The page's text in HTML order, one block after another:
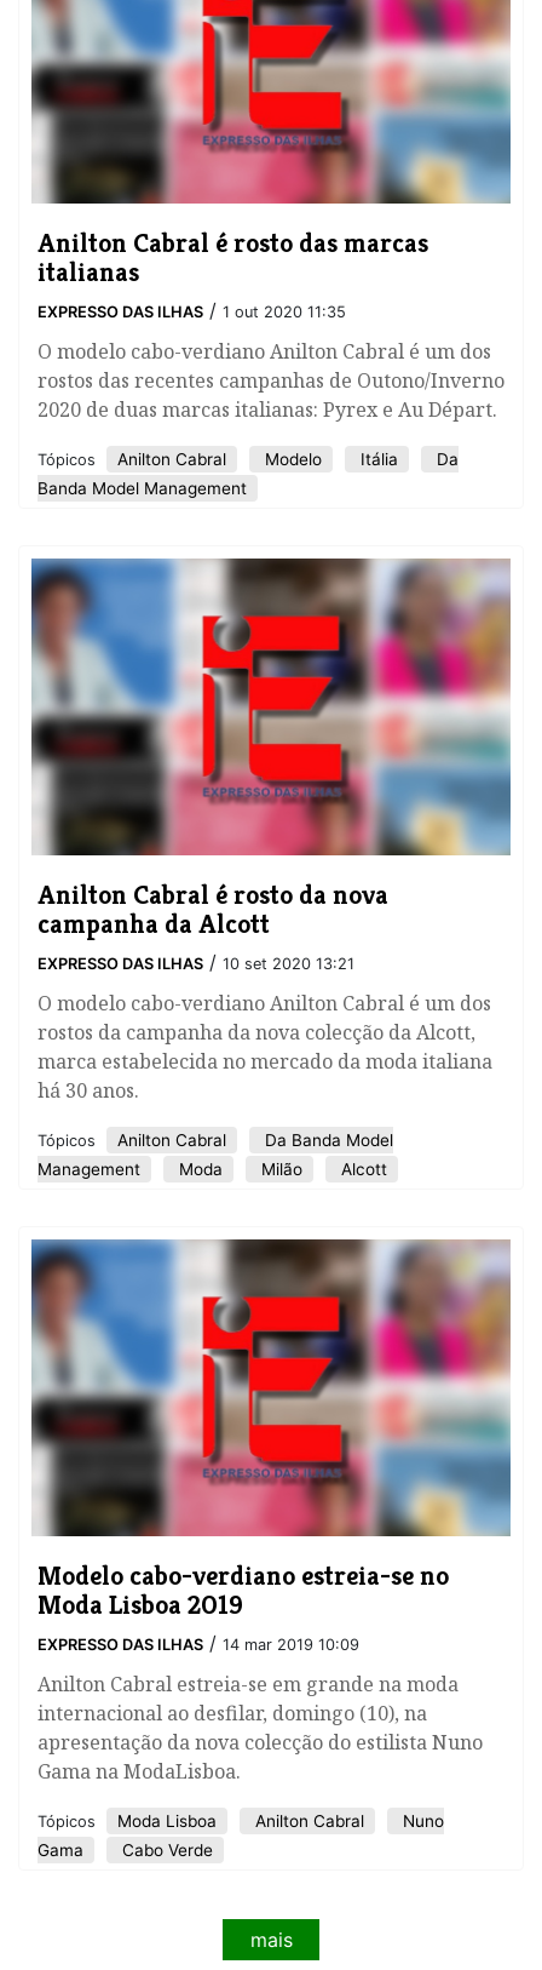
Anilton Cabral é rosto das marcas
italianas
EXPRESSO DAS ILHAS / 1 out 2020 11:35
O modelo cabo-verdiano Anilton Cabral é um dos
rostos das recentes campanhas de Outono/Inverno
2020 de duas marcas italianas: Pyrex e Au Départ.
Tópicos Anilton Cabral Modelo Itália
Da
Banda Model Management
Anilton Cabral é rosto da nova
campanha da Alcott
EXPRESSO DAS ILHAS / 10 set 2020 13:21
O modelo cabo-verdiano Anilton Cabral é um dos
rostos da campanha da nova colecção da Alcott,
marca estabelecida no mercado da moda italiana
há 30 anos.
Tópicos Anilton Cabral
Da Banda Model
Management
Moda Milão Alcott
Modelo cabo-verdiano estreia-se no
Moda Lisboa 2019
EXPRESSO DAS ILHAS / 14 mar 2019 10:09
Anilton Cabral estreia-se em grande na moda
internacional ao desfilar, domingo (10), na
apresentação da nova colecção do estilista Nuno
Gama na ModaLisboa.
Tópicos Moda Lisboa Anilton Cabral
Nuno
Gama
Cabo Verde
mais